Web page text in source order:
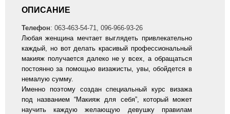
ОПИСАНИЕ
Телефон: 063-463-54-71, 096-966-93-26
Любая женщина мечтает выглядеть привлекательно
каждый, но вот делать красивый профессиональный
макияж получается далеко не у всех, а обращаться
постоянно за помощью визажисты, увы, обойдется в
немалую сумму.
Именно поэтому создан специальный курс визажа
под названием “Макияж для себя”, который может
научить каждую желающую девушку правилам